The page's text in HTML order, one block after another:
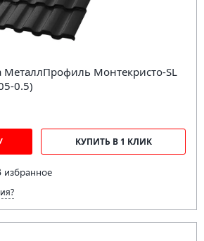
МеталлПрофиль Монтекристо-SL
0.5)
КУПИТЬ В 1 КЛИК
избранное